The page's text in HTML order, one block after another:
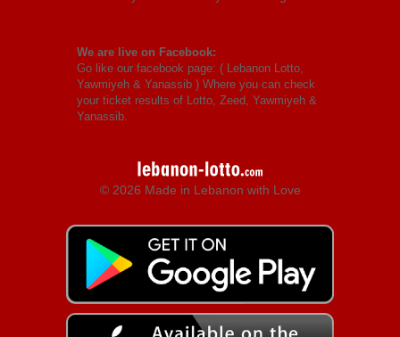
We are live on Facebook:
Go like our facebook page: ( Lebanon Lotto,
Yawmiyeh & Yanassib ) Where you can check
your ticket results of Lotto, Zeed, Yawmiyeh &
Yanassib.
© 2026 Made in Lebanon with Love